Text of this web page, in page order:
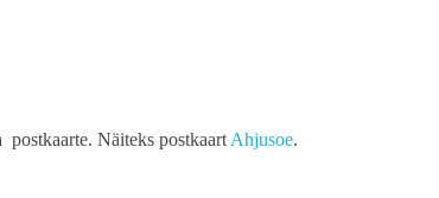
postkaarte. Näiteks postkaart Ahjusoe.